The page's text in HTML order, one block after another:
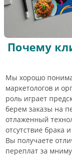
Почему
Мы хорошо
маркетологов и
роль играет
берем заказы на
отлаженный
отсутствие брака
Вы получаете
переплат за